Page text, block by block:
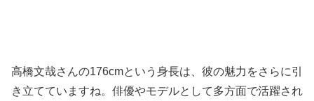
高橋文哉さんの176cmという身長は、彼の魅力をさらに引
き立てていますね。 俳優やモデルとして多方面で活躍され